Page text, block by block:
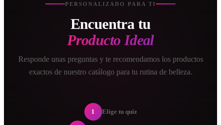
PERSONALIZADO PARA TI
Encuentra tu
Producto Ideal
Responde unas preguntas y te recomendamos los productos
exactos de nuestro catálogo para tu rutina de belleza.
1 Elige tu quiz